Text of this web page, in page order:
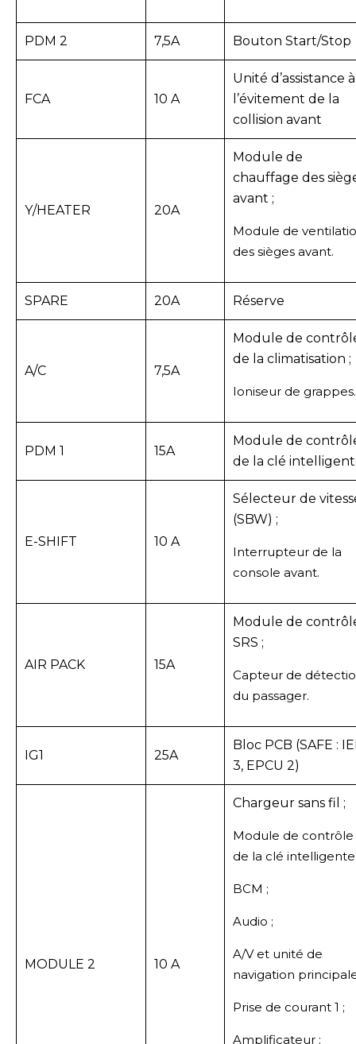
PDM 2 7,5A Bouton Start/Stop
FCA 10 A
Unité d’assistance à
l’évitement de la
collision avant
Y/HEATER 20A
Module de
chauffage des
avant ;
Module de
des sièges avant.
SPARE 20A Réserve
A/C 7,5A
Module de
de la climatisation ;
Ioniseur de grappes.
PDM 1 15A
Module de
de la clé
E-SHIFT 10 A
Sélecteur de
(SBW) ;
Interrupteur de la
console avant.
AIR PACK 15A
Module de
SRS ;
Capteur de
du passager.
IG1 25A
Bloc PCB (SAFE :
3, EPCU 2)
MODULE 2 10 A
Chargeur sans fil ;
Module de contrôle
de la clé intelligente
BCM ;
Audio ;
A/V et unité de
navigation
Prise de courant 1 ;
Amplificateur ;